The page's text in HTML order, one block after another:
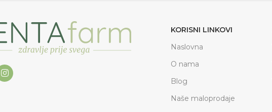
KORISNI LINKOVI
Naslovna
O nama
Blog
Naše maloprodaje